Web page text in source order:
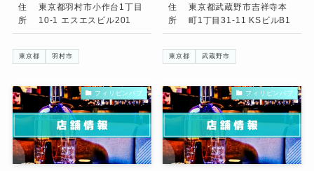
住
所
東京都羽村市小作台1丁目
10-1 エスエスビル201
東京都 羽村市
住
所
東京都武蔵野市吉祥寺本
町1丁目31-11 KSビルB1
東京都 武蔵野市
フィリピンパブ フィリピンパブ